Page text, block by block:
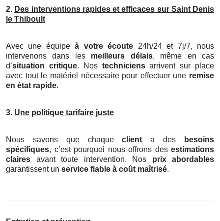
2. Des interventions rapides et efficaces sur Saint Denis
le Thiboult
Avec une équipeà votre écoute 24h/24 et 7j/7, nous
intervenons dans les meilleurs délais, même en cas
d’situation critique. Nos techniciensarrivent sur place
avec tout le matériel nécessaire pour effectuer une remise
en état rapide.
3. Une politique tarifaire juste
Nous savons que chaqueclient a des
besoins
spécifiques, c’est pourquoi nous offrons des estimations
claires avant toute intervention. Nos prix abordables
garantissent un service fiable à coût maîtrisé.